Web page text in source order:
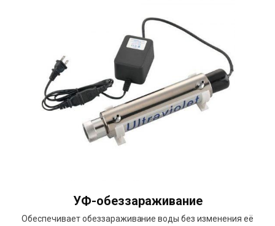
УФ-обеззараживание
Обеспечивает обеззараживание воды без изменения её